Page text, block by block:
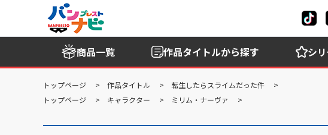
商品一覧 作品タイトルから探す シ
トップページ 作品タイトル
転生したらスライムだった件
トップページ
キャラクター ミリム・ナーヴァ